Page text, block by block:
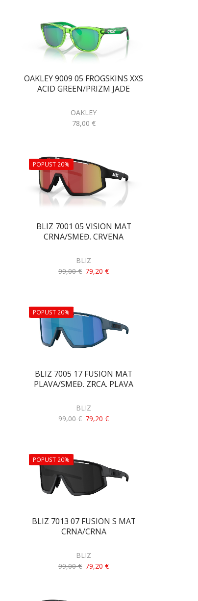
OAKLEY 9009 05 FROGSKINS XXS
ACID GREEN/PRIZM JADE
OAKLEY
78,00 €
POPUST 20%
BLIZ 7001 05 VISION MAT
CRNA/SMEĐ. CRVENA
BLIZ
99,00€ 79,20€
POPUST 20%
BLIZ 7005 17 FUSION MAT
PLAVA/SMEĐ. ZRCA. PLAVA
BLIZ
99,00€ 79,20€
POPUST 20%
BLIZ 7013 07 FUSION S MAT
CRNA/CRNA
BLIZ
99,00€ 79,20€